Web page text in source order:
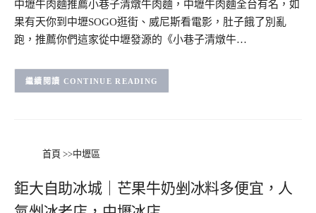
中壢牛肉麵推薦小巷子清燉牛肉麵，中壢牛肉麵全台有名，如
果有天你到中壢SOGO逛街、威尼斯看電影，肚子餓了別亂
跑，推薦你們這家從中壢發源的《小巷子清燉牛…
CONTINUE READING
首頁 >>中壢區
鉅大自助冰城｜芒果牛奶剉冰料多便宜，人